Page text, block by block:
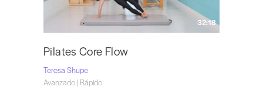
32:18
Pilates Core Flow
Teresa Shupe
Avanzado | Rápido